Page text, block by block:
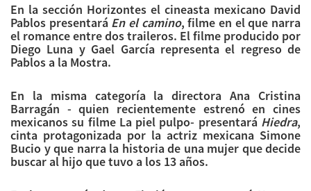
En la sección Horizontes el cineasta mexicano David
Pablos presentará En el camino, filme en el que narra
el romance entre dos traileros. El filme producido por
Diego Luna y Gael García representa el regreso de
Pablos a la Mostra.
En la misma categoría la directora Ana Cristina
Barragán - quien recientemente estrenó en cines
mexicanos su filme La piel pulpo- presentará Hiedra,
cinta protagonizada por la actriz mexicana Simone
Bucio y que narra la historia de una mujer que decide
buscar al hijo que tuvo a los 13 años.